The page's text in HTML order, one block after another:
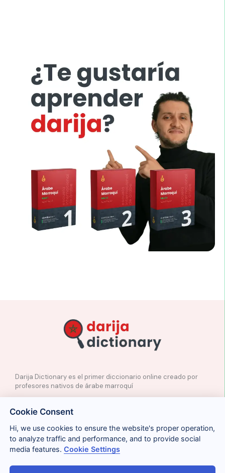
Darija Dictionary es el primer diccionario online creado por
profesores nativos de árabe marroquí
✉️ Contacto
📲Redes Sociales
🤝🏼Proponer palabras
Legal Cookies Privacidad Condiciones
Cookie Consent
Hi, we use cookies to ensure the website's proper operation,
to analyze traffic and performance, and to provide social
media features.Cookie Settings